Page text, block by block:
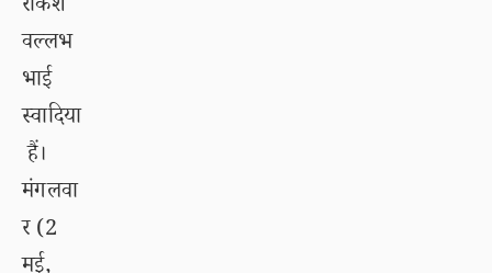
राकेश
वल्लभ
भाई
स्वादिया
हैं।
मंगलवा
र (2